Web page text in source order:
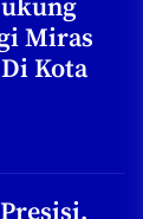
Miras
Kota